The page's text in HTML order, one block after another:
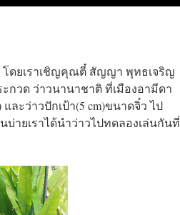
โดยเราเชิญคุณตี๋ สัญญา พุทธเจริญ
กวด ว่าวนานาชาติ ที่เมืองอามีดา
และว่าวปักเป้า(5 cm)ขนาดจิ๋ว ไป
ายเราได้นำว่าวไปทดลองเล่นกันที่